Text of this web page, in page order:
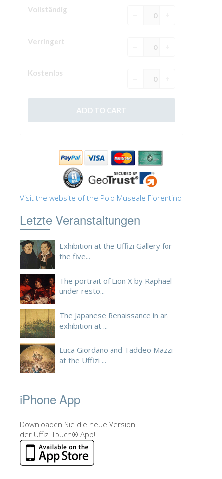
Visit the website of the Polo Museale Fiorentino
Letzte Veranstaltungen
Exhibition at the Uffizi Gallery for
the five...
The portrait of Lion X by Raphael
under resto...
The Japanese Renaissance in an
exhibition at ...
Luca Giordano and Taddeo Mazzi
at the Uffizi ...
iPhone App
Downloaden Sie die neue Version
der Uffizi Touch® App!